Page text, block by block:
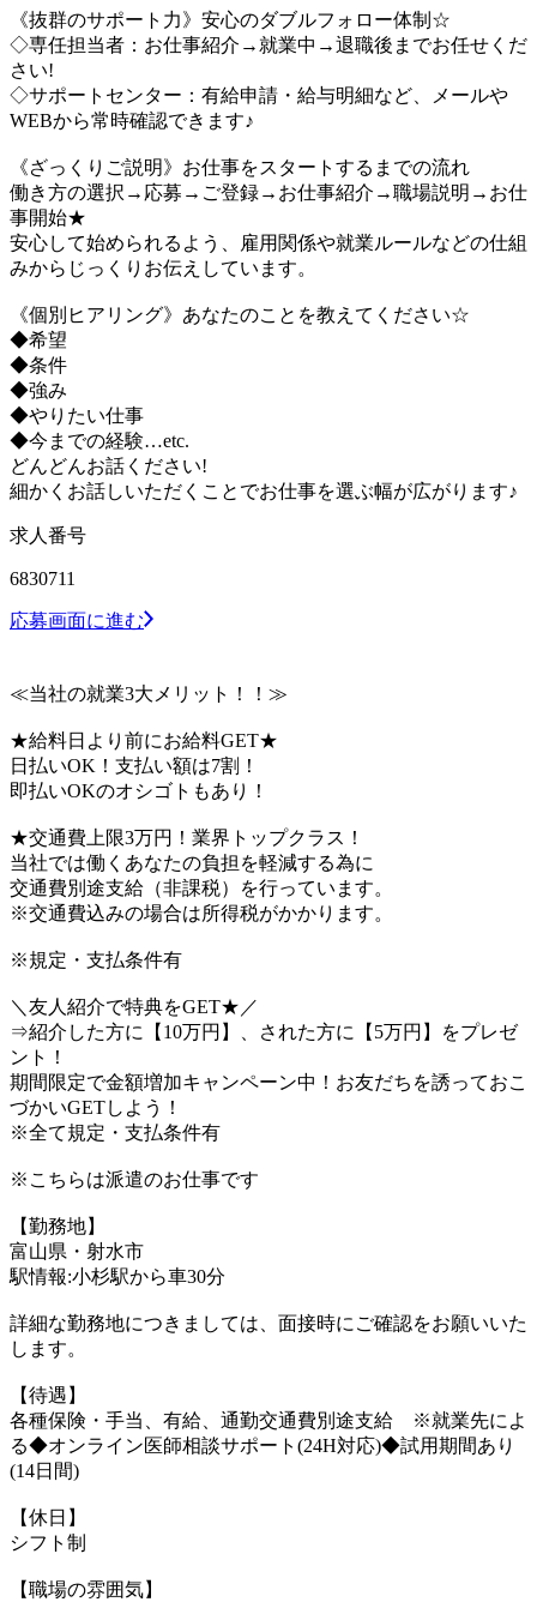
《抜群のサポート力》安心のダブルフォロー体制☆
◇専任担当者：お仕事紹介→就業中→退職後までお任せくだ
さい!
◇サポートセンター：有給申請・給与明細など、メールや
WEBから常時確認できます♪
《ざっくりご説明》お仕事をスタートするまでの流れ
働き方の選択→応募→ご登録→お仕事紹介→職場説明→お仕
事開始★
安心して始められるよう、雇用関係や就業ルールなどの仕組
みからじっくりお伝えしています。
《個別ヒアリング》あなたのことを教えてください☆
◆希望
◆条件
◆強み
◆やりたい仕事
◆今までの経験…etc.
どんどんお話ください!
細かくお話しいただくことでお仕事を選ぶ幅が広がります♪
求人番号
6830711
応募画面に進む
≪当社の就業3大メリット！！≫
★給料日より前にお給料GET★
日払いOK！支払い額は7割！
即払いOKのオシゴトもあり！
★交通費上限3万円！業界トップクラス！
当社では働くあなたの負担を軽減する為に
交通費別途支給（非課税）を行っています。
※交通費込みの場合は所得税がかかります。
※規定・支払条件有
＼友人紹介で特典をGET★／
⇒紹介した方に【10万円】、された方に【5万円】をプレゼ
ント！
期間限定で金額増加キャンペーン中！お友だちを誘っておこ
づかいGETしよう！
※全て規定・支払条件有
※こちらは派遣のお仕事です
【勤務地】
富山県・射水市
駅情報:小杉駅から車30分
詳細な勤務地につきましては、面接時にご確認をお願いいた
します。
【待遇】
各種保険・手当、有給、通勤交通費別途支給 ※就業先によ
る◆オンライン医師相談サポート(24H対応)◆試用期間あり
(14日間)
【休日】
シフト制
【職場の雰囲気】